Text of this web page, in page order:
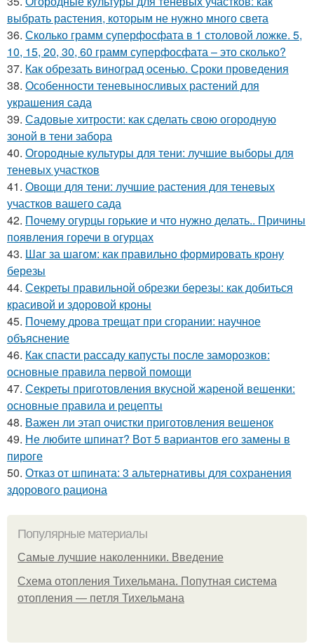
выбрать растения, которым не нужно много света
36. Сколько грамм суперфосфата в 1 столовой ложке. 5,
10, 15, 20, 30, 60 грамм суперфосфата – это сколько?
37. Как обрезать виноград осенью. Сроки проведения
38. Особенности теневыносливых растений для
украшения сада
39. Садовые хитрости: как сделать свою огородную
зоной в тени забора
40. Огородные культуры для тени: лучшие выборы для
теневых участков
41. Овощи для тени: лучшие растения для теневых
участков вашего сада
42. Почему огурцы горькие и что нужно делать.. Причины
появления горечи в огурцах
43. Шаг за шагом: как правильно формировать крону
березы
44. Секреты правильной обрезки березы: как добиться
красивой и здоровой кроны
45. Почему дрова трещат при сгорании: научное
объяснение
46. Как спасти рассаду капусты после заморозков:
основные правила первой помощи
47. Секреты приготовления вкусной жареной вешенки:
основные правила и рецепты
48. Важен ли этап очистки приготовления вешенок
49. Не любите шпинат? Вот 5 вариантов его замены в
пироге
50. Отказ от шпината: 3 альтернативы для сохранения
здорового рациона
Популярные материалы
Самые лучшие наколенники. Введение
Схема отопления Тихельмана. Попутная система
отопления — петля Тихельмана